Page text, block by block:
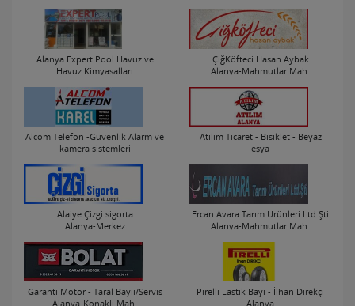
Alanya Expert Pool Havuz ve
Havuz Kimyasalları
ÇiğKöfteci Hasan Aybak
Alanya-Mahmutlar Mah.
Alcom Telefon -Güvenlik Alarm ve
kamera sistemleri
Atılım Ticaret - Bisiklet - Beyaz
eşya
Alaiye Çizgi sigorta
Alanya-Merkez
Ercan Avara Tarım Ürünleri Ltd Şti
Alanya-Mahmutlar Mah.
Garanti Motor - Taral Bayii/Servis
Alanya-Konaklı Mah.
Pirelli Lastik Bayi - İlhan Direkçi
Alanya